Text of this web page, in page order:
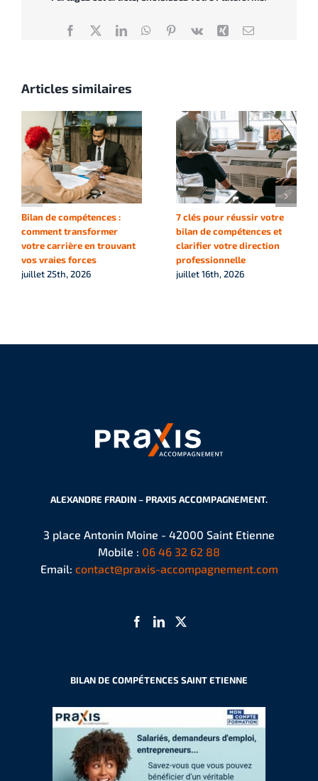
Facebook
X LinkedInWhatsApp
Pinterest
Vk Xing Email
Articles similaires
Bilan de compétences :
comment transformer
votre carrière en trouvant
vos vraies forces
juillet 25th, 2026
7 clés pour réussir votre
bilan de compétences et
clarifier votre direction
professionnelle
juillet 16th, 2026
ALEXANDRE FRADIN – PRAXIS ACCOMPAGNEMENT.
3 place Antonin Moine - 42000 Saint Etienne
Mobile : 06 46 32 62 88
Email: contact@praxis-accompagnement.com
BILAN DE COMPÉTENCES SAINT ETIENNE